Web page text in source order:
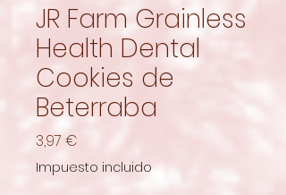
JR Farm Grainless
Health Dental
Cookies de
Beterraba
3,97 €
Impuesto incluido